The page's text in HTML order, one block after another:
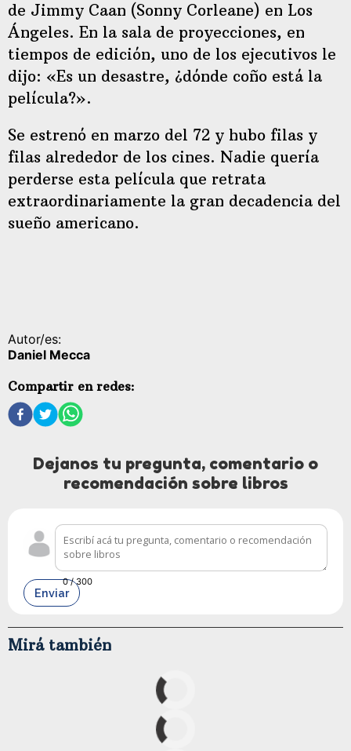
de Jimmy Caan (Sonny Corleane) en Los
Ángeles. En la sala de proyecciones, en
tiempos de edición, uno de los ejecutivos le
dijo: «Es un desastre, ¿dónde coño está la
película?».
Se estrenó en marzo del 72 y hubo filas y
filas alrededor de los cines. Nadie quería
perderse esta película que retrata
extraordinariamente la gran decadencia del
sueño americano.
Autor/es:
Daniel Mecca
Compartir en redes:
Dejanos tu pregunta, comentario o
recomendación sobre libros
0/ 300
Enviar
Mirá también